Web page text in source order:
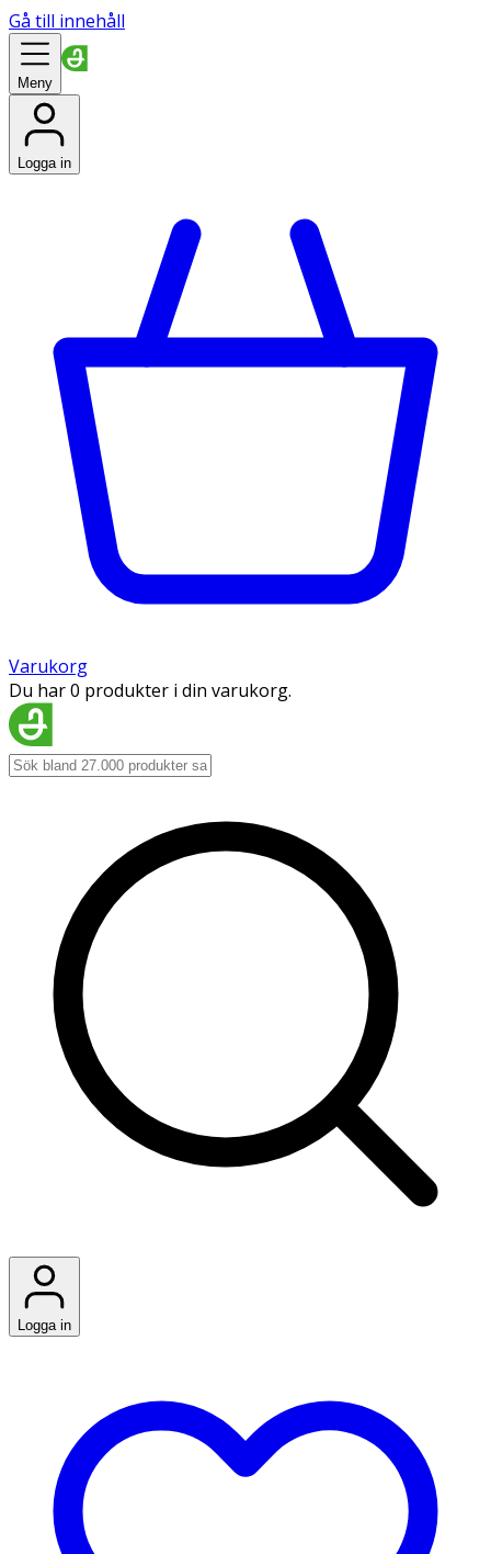
Gå till innehåll
Meny
Logga in
Varukorg
Du har 0 produkter i din varukorg.
Logga in